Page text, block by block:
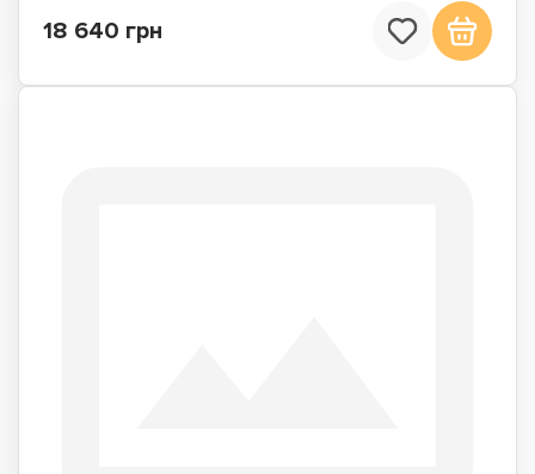
18 640 грн